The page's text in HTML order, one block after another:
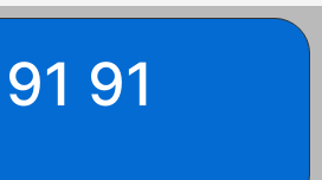
91